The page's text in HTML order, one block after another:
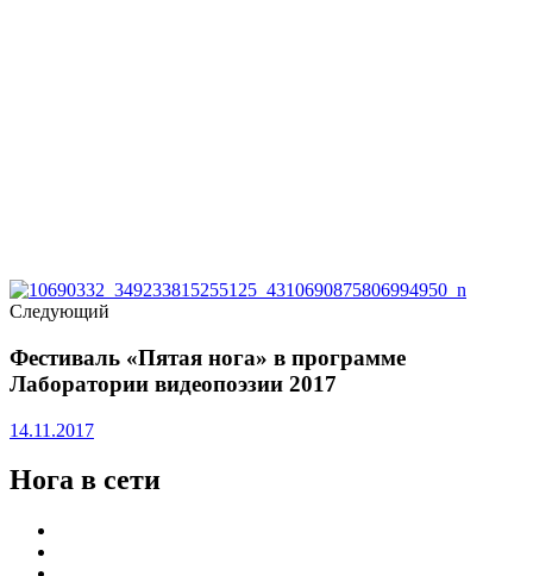
Следующий
Фестиваль «Пятая нога» в программе
Лаборатории видеопоэзии 2017
14.11.2017
Нога в сети